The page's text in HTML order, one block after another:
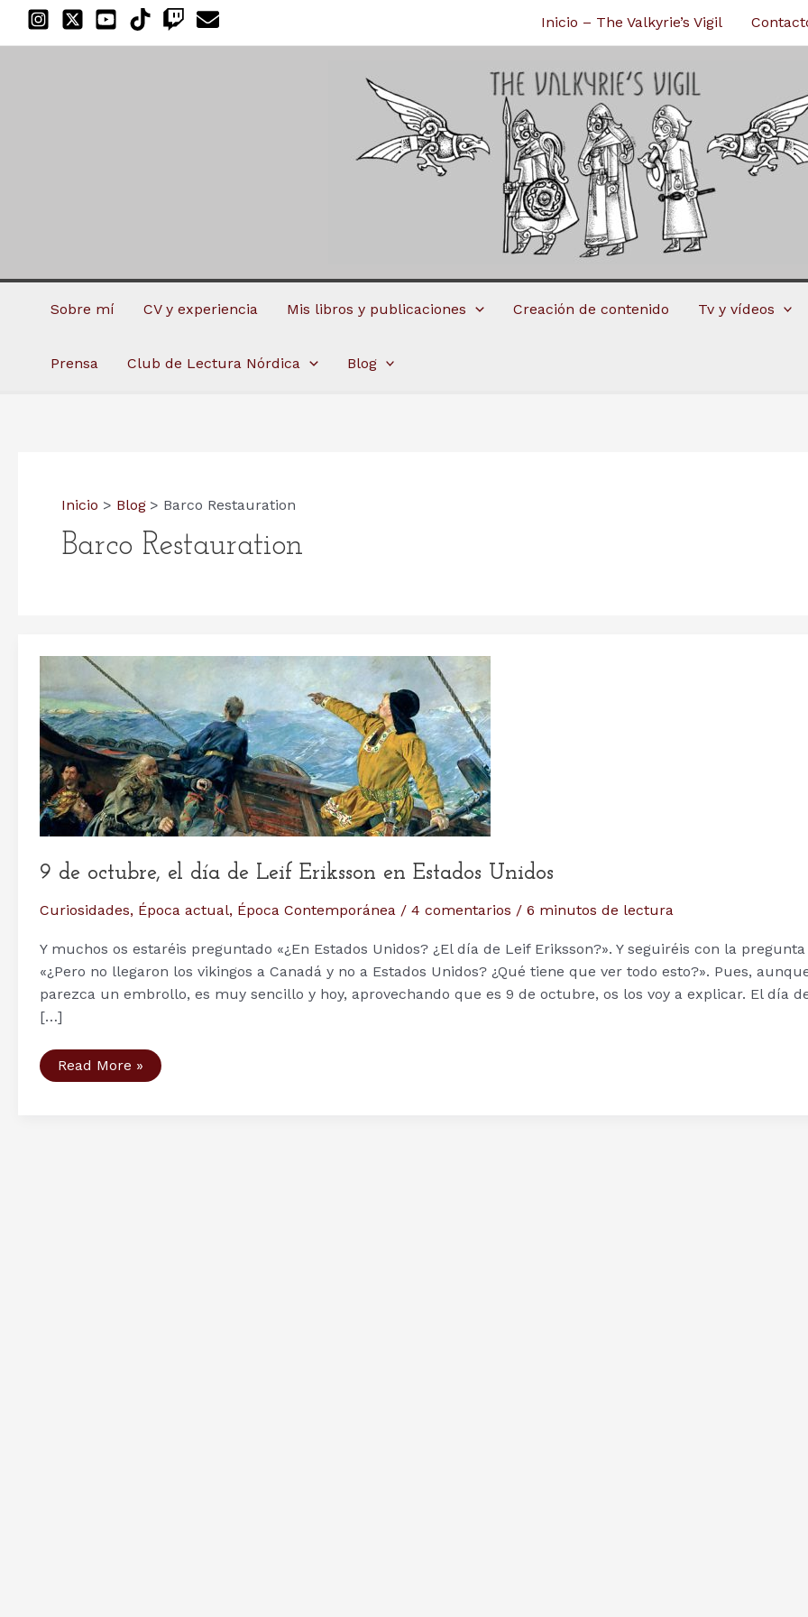
Inicio – The Valkyrie’s Vigil
Sobre mí CV y experiencia Mis libros y publicaciones Creación de contenido Tv y vídeos
Prensa Club de Lectura Nórdica Blog
Inicio Blog Barco Restauration
Barco Restauration
9 de octubre, el día de Leif Eriksson en Estados Unidos
Curiosidades, Época actual, Época Contemporánea / 4 comentarios / 6 minutos de lectura
Y muchos os estaréis preguntado «¿En Estados Unidos? ¿El día de Leif Eriksson?». Y seguiréis con la pregunta
«¿Pero no llegaron los vikingos a Canadá y no a Estados Unidos? ¿Qué tiene que ver todo esto?». Pues,
parezca un embrollo, es muy sencillo y hoy, aprovechando que es 9 de octubre, os los voy a explicar. El día
[…]
9
de
Read More »